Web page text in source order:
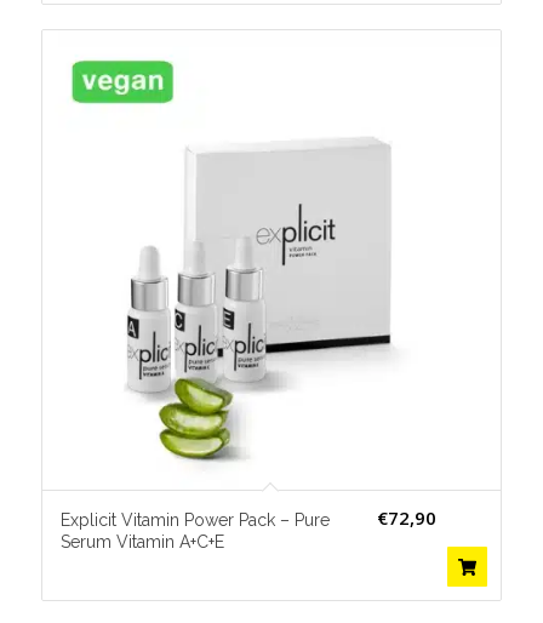
Explicit Vitamin Power Pack – Pure
Serum Vitamin A+C+E
€72,90